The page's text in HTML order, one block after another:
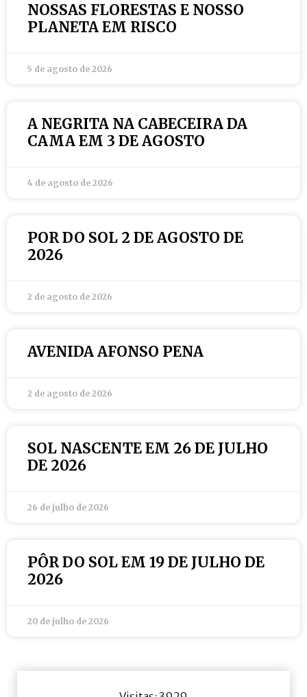
NOSSAS FLORESTAS E NOSSO
PLANETA EM RISCO
5 de agosto de 2026
A NEGRITA NA CABECEIRA DA
CAMA EM 3 DE AGOSTO
4 de agosto de 2026
POR DO SOL 2 DE AGOSTO DE
2026
2 de agosto de 2026
AVENIDA AFONSO PENA
2 de agosto de 2026
SOL NASCENTE EM 26 DE JULHO
DE 2026
26 de julho de 2026
PÔR DO SOL EM 19 DE JULHO DE
2026
20 de julho de 2026